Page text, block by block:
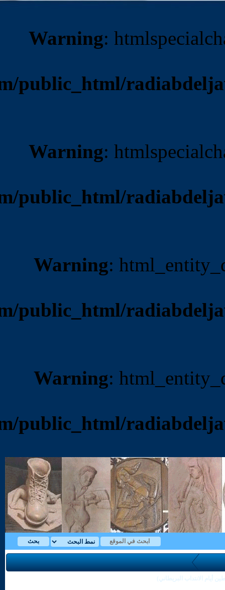
/home/multazem/
/home/multazem/
/home/multazem/
/home/multazem/